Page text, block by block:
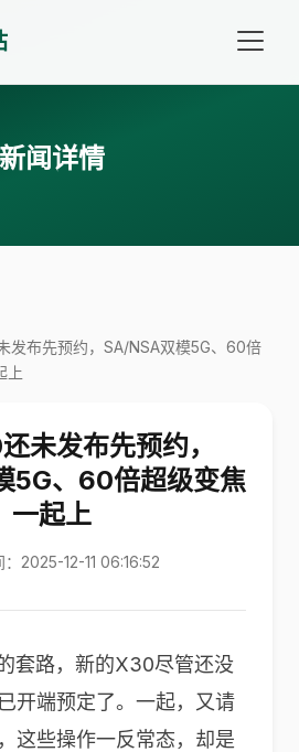
新闻详情
发布先预约，SA/NSA双模5G、60倍
上
未发布先预约，
5G、60倍超级变焦
一起上
：2025-12-11 06:16:52
套路，新的X30尽管还没
开端预定了。一起，又请
这些操作一反常态，却是